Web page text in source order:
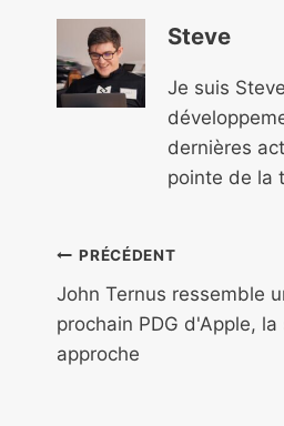
Steve
Je suis
dernières
pointe de la
Navigation
de
l’article
PRÉCÉDENT
John Ternus ressemble
prochain PDG d'Apple,
approche